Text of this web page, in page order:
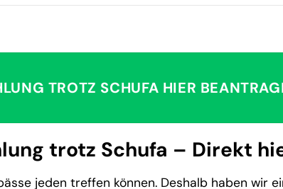
TROTZ SCHUFA HIER
trotz Schufa – Direkt
jeden treffen können. Deshalb haben wir